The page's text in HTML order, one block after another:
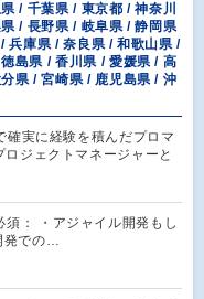
/ 千葉県 / 東京都 / 神奈川
/ 長野県 / 岐阜県 / 静岡県
兵庫県 / 奈良県 / 和歌山県 /
島県 / 香川県 / 愛媛県 / 高
県 / 宮崎県 / 鹿児島県 / 沖
実に経験を積んだプロマ
ジェクトマネージャーと
須： ・アジャイル開発もし
発での…